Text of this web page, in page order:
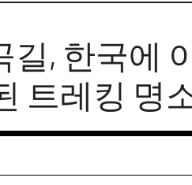
길, 한국에
트레킹 명